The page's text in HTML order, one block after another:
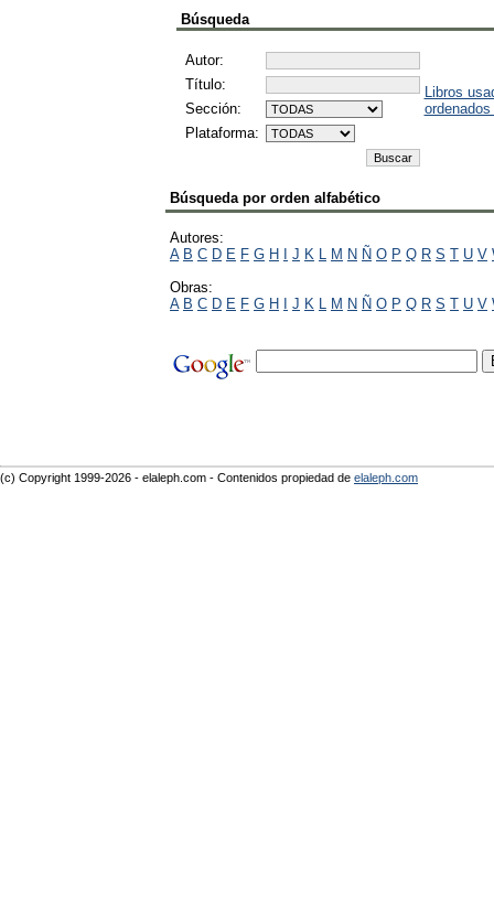
Búsqueda
Autor:
Título:
Sección:
Plataforma:
Libros
Búsqueda por orden alfabético
Autores:
A B C D E F G H I J K L M N Ñ O P Q R S T U V
Obras:
A B C D E F G H I J K L M N Ñ O P Q R S T U V
(c) Copyright 1999-2026 - elaleph.com - Contenidos propiedad de elaleph.com